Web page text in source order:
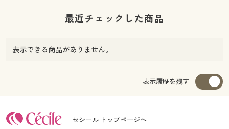
最近チェックした商品
表示できる商品がありません。
表示履歴を残す
セシール トップページへ